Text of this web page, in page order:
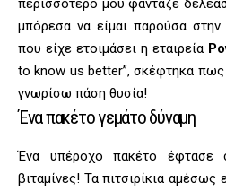
περισσότερο μου φάνταζε
μπόρεσα να είμαι παρούσα
που είχε ετοιμάσει η εταιρεία
to know us better”, σκέφτηκα πως
γνωρίσω πάση θυσία!
Ένα πακέτο γεμάτο δύναμη
Ένα υπέροχο πακέτο έφτασε
βιταμίνες! Τα πιτσιρίκια αμέσως